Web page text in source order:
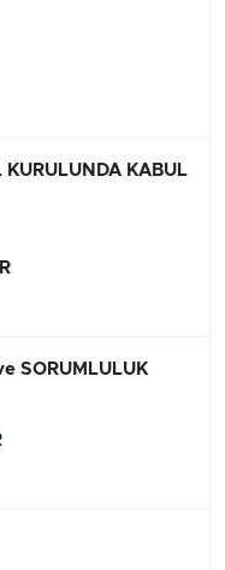
KURULUNDA KABUL
SORUMLULUK